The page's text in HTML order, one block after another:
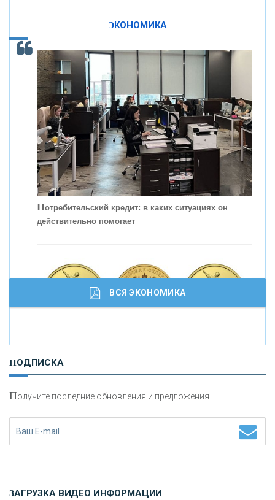
Скорость - один из главных трендов в
кредитовании бизнеса - «Интервью»
ЭКОНОМИКА
Потребительский кредит: в каких ситуациях он
действительно помогает
И
сохранения и увеличения капитала
ВСЯ ЭКОНОМИКА
ПОДПИСКА
Получите последние обновления и предложения.
ЗАГРУЗКА ВИДЕО ИНФОРМАЦИИ